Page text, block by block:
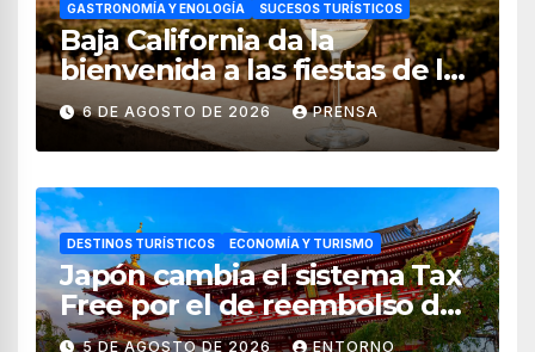
GASTRONOMÍA Y ENOLOGÍA SUCESOS TURÍSTICOS
Baja California da la
bienvenida a las fiestas de la
vendimia 2026
6 DE AGOSTO DE 2026 PRENSA
DESTINOS TURÍSTICOS ECONOMÍA Y TURISMO
Japón cambia el sistema Tax
Free por el de reembolso de
impuestos desde noviembre
5 DE AGOSTO DE 2026 ENTORNO